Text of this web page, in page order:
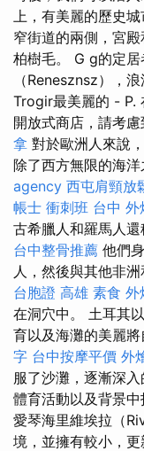
上，有美麗的歷史
窄街道的兩側，宮
柏樹毛。 G g的定
（Renesznsz），
Trogir最美麗的 - P.
開放式商店，請考慮
拿 對於歐洲人來說
除了西方無限的海洋
agency 西屯肩頸放
帳士 衝刺班 台中 外
古希臘人和羅馬人還
台中整骨推薦 他們
人，然後與其他非
台胞證 高雄 素食 外
在洞穴中。 土耳其
育以及海灘的美麗
字 台中按摩平價 外
服了沙灘，逐漸深
體育活動以及背景
愛琴海里維埃拉（
境，並擁有較小，更